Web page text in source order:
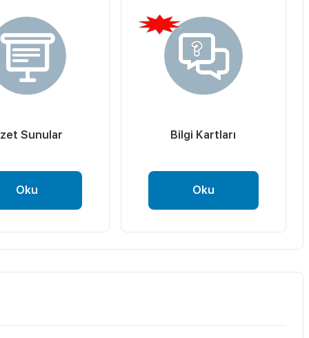
Sunular
Oku
Bilgi Kartları
Oku